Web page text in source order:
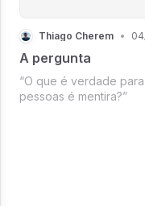
Thiago Cherem •
A pergunta
“O que é verdade
pessoas é mentira?”